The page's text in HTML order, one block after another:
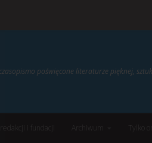
czasopismo poświęcone literaturze pięknej,
i fundacji Archiwum Tylko